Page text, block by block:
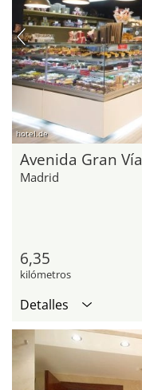
hotel.de
Avenida Gran Vía
Madrid
6,35
kilómetros
Detalles